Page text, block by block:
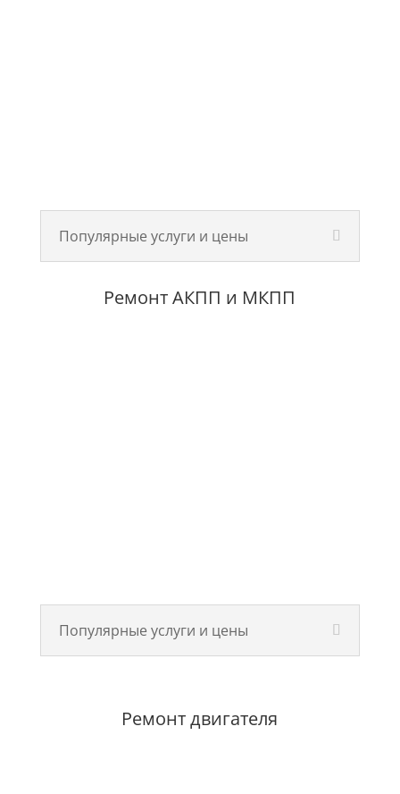
Популярные услуги и цены
Ремонт АКПП и МКПП
Популярные услуги и цены
Ремонт двигателя